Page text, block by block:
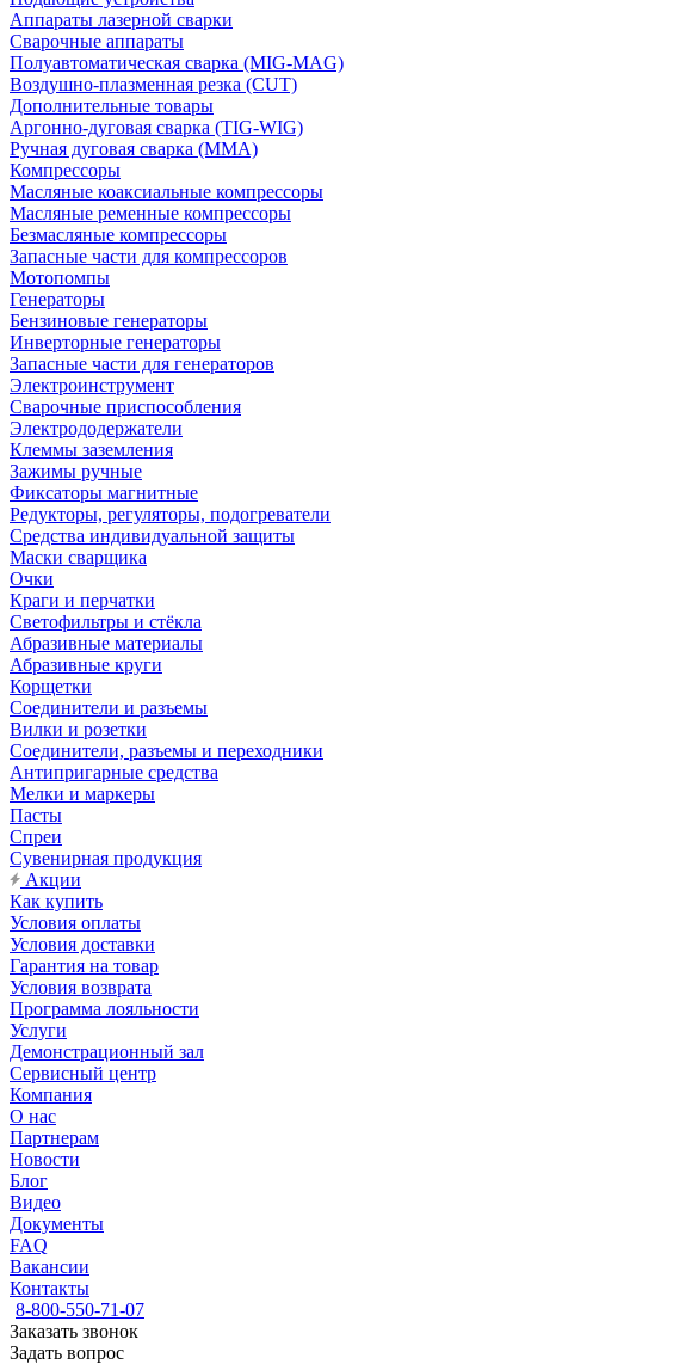
Аппараты лазерной сварки
Сварочные аппараты
Полуавтоматическая сварка (MIG-MAG)
Воздушно-плазменная резка (CUT)
Дополнительные товары
Аргонно-дуговая сварка (TIG-WIG)
Ручная дуговая сварка (MMA)
Компрессоры
Масляные коаксиальные компрессоры
Масляные ременные компрессоры
Безмасляные компрессоры
Запасные части для компрессоров
Мотопомпы
Генераторы
Бензиновые генераторы
Инверторные генераторы
Запасные части для генераторов
Электроинструмент
Сварочные приспособления
Электрододержатели
Клеммы заземления
Зажимы ручные
Фиксаторы магнитные
Редукторы, регуляторы, подогреватели
Средства индивидуальной защиты
Маски сварщика
Очки
Краги и перчатки
Светофильтры и стёкла
Абразивные материалы
Абразивные круги
Корщетки
Соединители и разъемы
Вилки и розетки
Соединители, разъемы и переходники
Антипригарные средства
Мелки и маркеры
Пасты
Спреи
Сувенирная продукция
Акции
Как купить
Условия оплаты
Условия доставки
Гарантия на товар
Условия возврата
Программа лояльности
Услуги
Демонстрационный зал
Сервисный центр
Компания
О нас
Партнерам
Новости
Блог
Видео
Документы
FAQ
Вакансии
Контакты
8-800-550-71-07
Заказать звонок
Задать вопрос